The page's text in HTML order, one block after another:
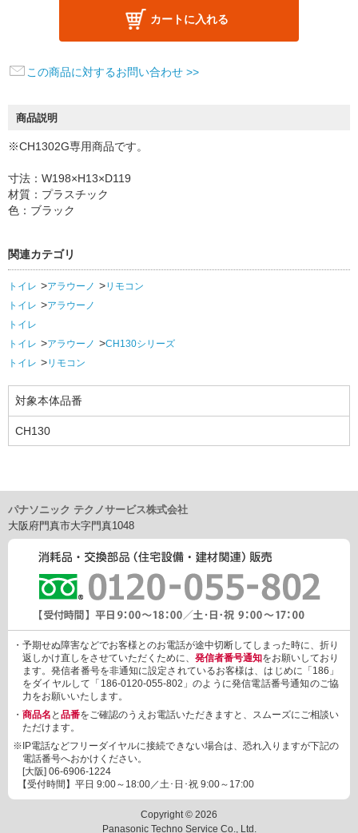
カートに入れる
この商品に対するお問い合わせ >>
商品説明
※CH1302G専用商品です。
寸法：W198×H13×D119
材質：プラスチック
色：ブラック
関連カテゴリ
トイレ アラウーノ
リモコン
トイレ
アラウーノ
トイレ
トイレ
アラウーノ
CH130シリーズ
トイレ
リモコン
対象本体品番
CH130
パナソニック テクノサービス株式会社
大阪府門真市大字門真1048
・予期せぬ障害などでお客様とのお電話が途中切断してしまった時に、折り
返しかけ直しをさせていただくために、 発信者番号通知をお願いしており
ます。発信者番号を非通知に設定されているお客様は、はじめに「186」
をダイヤルして「186-0120-055-802」のように発信電話番号通知のご協
力をお願いいたします。
・ 商品名 と 品番をご確認のうえお電話いただきますと、スムーズにご相談い
ただけます。
※IP電話などフリーダイヤルに接続できない場合は、恐れ入りますが下記の
電話番号へおかけください。
[大阪] 06-6906-1224
【受付時間】平日 9:00～18:00／土･日･祝 9:00～17:00
Copyright © 2026
Panasonic Techno Service Co., Ltd.